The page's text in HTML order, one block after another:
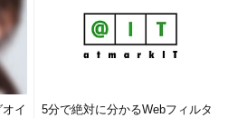
イ
5分で絶対に分かるWebフィルタ